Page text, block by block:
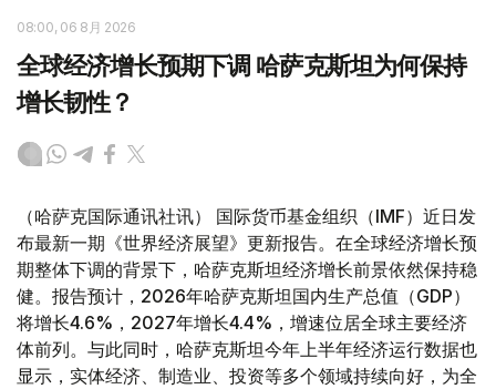
08:00, 06 8月 2026
全球经济增长预期下调 哈萨克斯坦为何保持
增长韧性？
（哈萨克国际通讯社讯） 国际货币基金组织（IMF）近日发
布最新一期《世界经济展望》更新报告。在全球经济增长预
期整体下调的背景下，哈萨克斯坦经济增长前景依然保持稳
健。报告预计，2026年哈萨克斯坦国内生产总值（GDP）
将增长4.6%，2027年增长4.4%，增速位居全球主要经济
体前列。与此同时，哈萨克斯坦今年上半年经济运行数据也
显示，实体经济、制造业、投资等多个领域持续向好，为全